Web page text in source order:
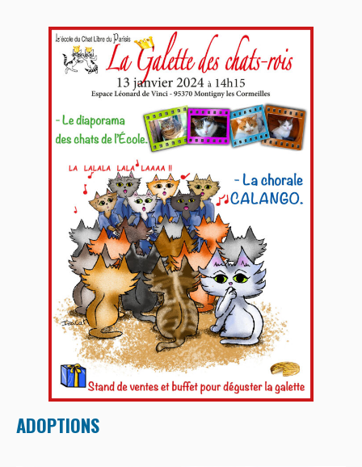
ADOPTIONS